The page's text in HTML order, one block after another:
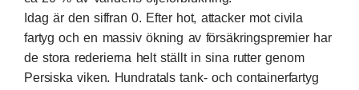
Idag är den siffran 0. Efter hot, attacker mot civila
fartyg och en massiv ökning av försäkringspremier har
de stora rederierna helt ställt in sina rutter genom
Persiska viken. Hundratals tank- och containerfartyg